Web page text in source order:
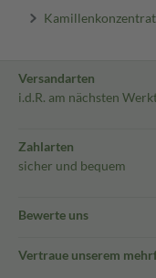
Kamillenkonzentrat
Versandarten
i.d.R. am nächsten
Zahlarten
sicher und bequem
Bewerte uns
Vertraue unserem